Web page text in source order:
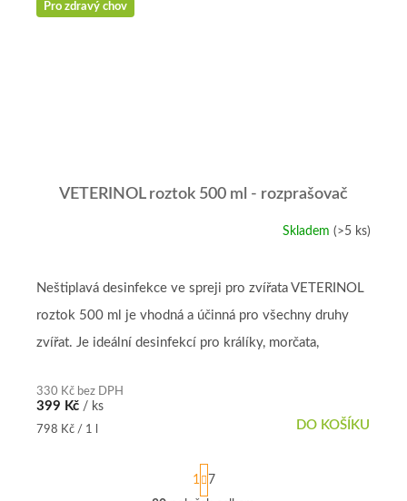
Pro zdravý chov
VETERINOL roztok 500 ml - rozprašovač
je
z
5
Skladem(>5 ks)
330 Kč bez DPH
399 Kč / ks
Měrná
798 Kč / 1 l DO KOŠÍKU
Neštiplavá desinfekce ve spreji pro zvířata VETERINOL
roztok 500 ml je vhodná a účinná pro všechny druhy
zvířat. Je ideální desinfekcí pro králíky, morčata,
S
t
1
7